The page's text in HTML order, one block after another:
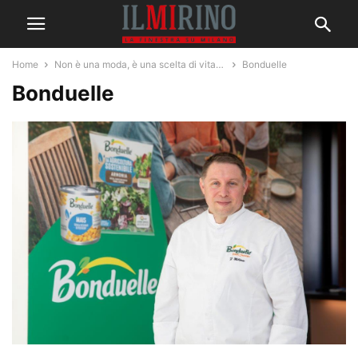
Home Non è una moda, è una scelta di vita… Bonduelle
Bonduelle